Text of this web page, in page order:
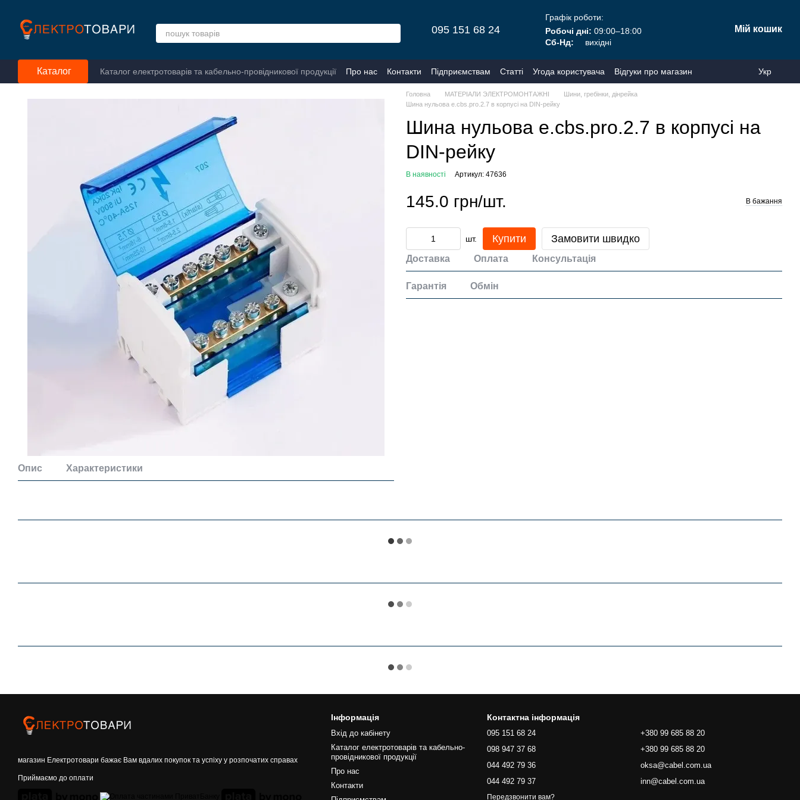
095 151 68 24
Графік роботи:
Робочі дні: 09:00–18:00
Сб-Нд:
вихідні
Мій кошик
Каталог Каталог електротоварів та кабельно-провідникової продукції Про нас Контакти Підприємствам Статті Угода користувача Відгуки про магазин Укр
Опис Характеристики
Головна МАТЕРІАЛИ ЭЛЕКТРОМОНТАЖНІ
Шини, гребінки, дінрейка
Шина нульова e.cbs.pro.2.7 в корпусі на DIN-рейку
Шина нульова e.cbs.pro.2.7 в корпусі на
DIN-рейку
В наявності Артикул: 47636
145.0 грн/шт. В бажання
шт. Купити Замовити швидко
Доставка Оплата Консультація
Гарантія Обмін
магазин Електротовари бажає Вам вдалих покупок та успіху у розпочатих справах
Приймаємо до оплати
Інформація
Вхід до кабінету
Каталог електротоварів та кабельно-
провідникової продукції
Про нас
Контакти
Контактна інформація
095 151 68 24
098 947 37 68
044 492 79 36
044 492 79 37
Передзвонити вам?
+380 99 685 88 20
+380 99 685 88 20
oksa@cabel.com.ua
inn@cabel.com.ua